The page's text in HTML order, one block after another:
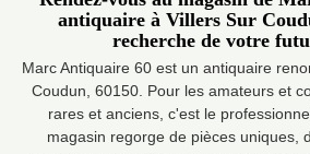
antiquaire à Villers Sur
recherche de votre
Marc Antiquaire 60 est un antiquaire
Coudun, 60150. Pour les amateurs et
rares et anciens, c'est le
magasin regorge de pièces uniques,